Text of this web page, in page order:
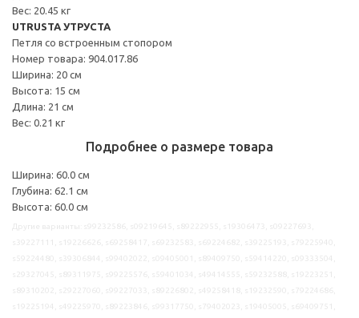
Вес: 20.45 кг
UTRUSTA УТРУСТА
Петля со встроенным стопором
Номер товара: 904.017.86
Ширина: 20 см
Высота: 15 см
Длина: 21 см
Вес: 0.21 кг
Подробнее о размере товара
Ширина: 60.0 см
Глубина: 62.1 см
Высота: 60.0 см